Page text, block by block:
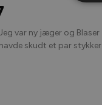
var ny jæger og Blaser
skudt et par stykker